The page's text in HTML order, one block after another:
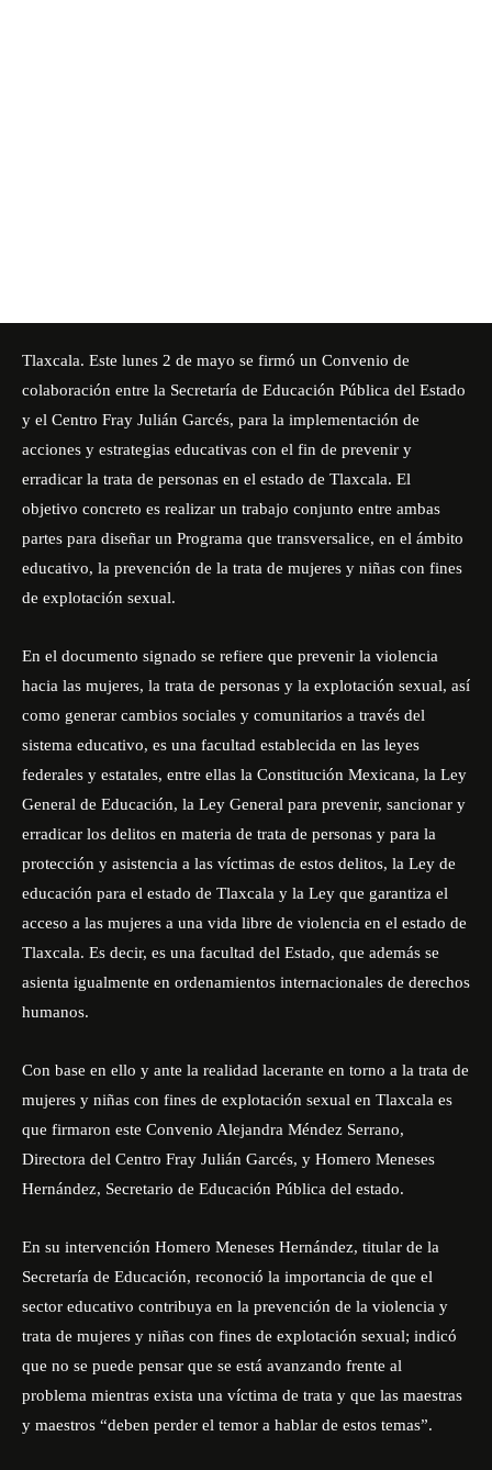
Tlaxcala. Este lunes 2 de mayo se firmó un Convenio de
colaboración entre la Secretaría de Educación Pública del Estado
y el Centro Fray Julián Garcés, para la implementación de
acciones y estrategias educativas con el fin de prevenir y
erradicar la trata de personas en el estado de Tlaxcala. El
objetivo concreto es realizar un trabajo conjunto entre ambas
partes para diseñar un Programa que transversalice, en el ámbito
educativo, la prevención de la trata de mujeres y niñas con fines
de explotación sexual.
En el documento signado se refiere que prevenir la violencia
hacia las mujeres, la trata de personas y la explotación sexual, así
como generar cambios sociales y comunitarios a través del
sistema educativo, es una facultad establecida en las leyes
federales y estatales, entre ellas la Constitución Mexicana, la Ley
General de Educación, la Ley General para prevenir, sancionar y
erradicar los delitos en materia de trata de personas y para la
protección y asistencia a las víctimas de estos delitos, la Ley de
educación para el estado de Tlaxcala y la Ley que garantiza el
acceso a las mujeres a una vida libre de violencia en el estado de
Tlaxcala. Es decir, es una facultad del Estado, que además se
asienta igualmente en ordenamientos internacionales de derechos
humanos.
Con base en ello y ante la realidad lacerante en torno a la trata de
mujeres y niñas con fines de explotación sexual en Tlaxcala es
que firmaron este Convenio Alejandra Méndez Serrano,
Directora del Centro Fray Julián Garcés, y Homero Meneses
Hernández, Secretario de Educación Pública del estado.
En su intervención Homero Meneses Hernández, titular de la
Secretaría de Educación, reconoció la importancia de que el
sector educativo contribuya en la prevención de la violencia y
trata de mujeres y niñas con fines de explotación sexual; indicó
que no se puede pensar que se está avanzando frente al
problema mientras exista una víctima de trata y que las maestras
y maestros “deben perder el temor a hablar de estos temas”.